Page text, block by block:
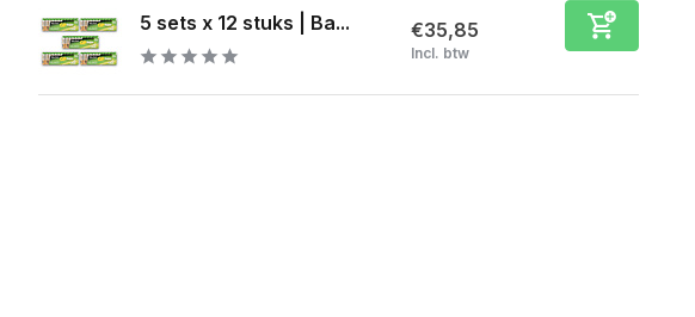
5 sets x 12 stuks | Ba... €35,85
Incl. btw